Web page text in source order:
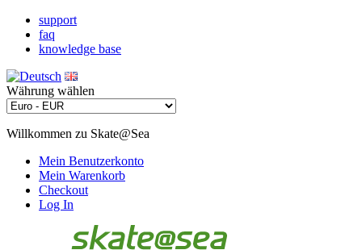
support
faq
knowledge base
Währung wählen
Willkommen zu Skate@Sea
Mein Benutzerkonto
Mein Warenkorb
Checkout
Log In